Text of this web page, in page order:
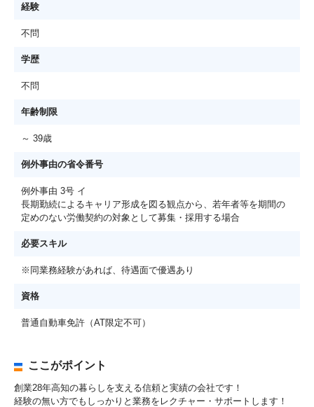
経験
不問
学歴
不問
年齢制限
～ 39歳
例外事由の省令番号
例外事由 3号 イ
長期勤続によるキャリア形成を図る観点から、若年者等を期間の
定めのない労働契約の対象として募集・採用する場合
必要スキル
※同業務経験があれば、待遇面で優遇あり
資格
普通自動車免許（AT限定不可）
ここがポイント
創業28年高知の暮らしを支える信頼と実績の会社です！
経験の無い方でもしっかりと業務をレクチャー・サポートします！